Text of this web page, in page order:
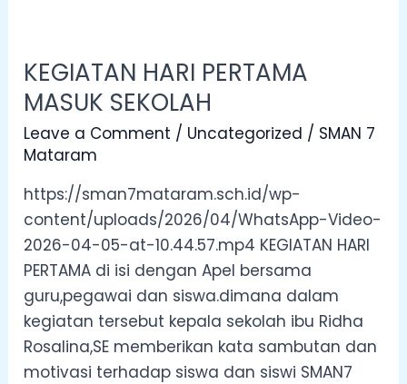
KEGIATAN HARI PERTAMA
MASUK SEKOLAH
Leave a Comment / Uncategorized / SMAN 7
Mataram
https://sman7mataram.sch.id/wp-
content/uploads/2026/04/WhatsApp-Video-
2026-04-05-at-10.44.57.mp4 KEGIATAN HARI
PERTAMA di isi dengan Apel bersama
guru,pegawai dan siswa.dimana dalam
kegiatan tersebut kepala sekolah ibu Ridha
Rosalina,SE memberikan kata sambutan dan
motivasi terhadap siswa dan siswi SMAN7
PERTAMA
MASUK
SEKOLAH